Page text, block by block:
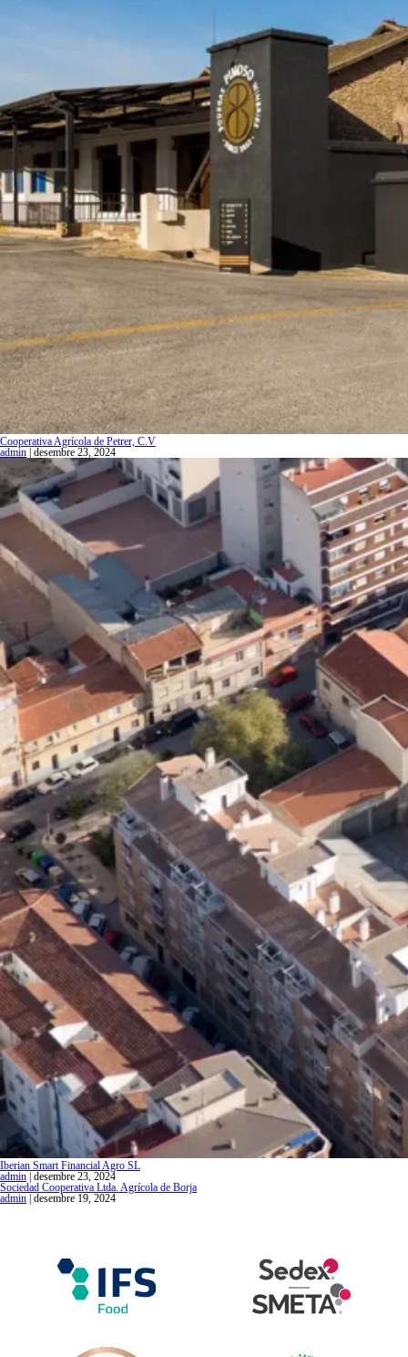
Cooperativa Agrícola de Petrer, C.V
admin desembre 23, 2024
Iberian Smart Financial Agro SL
admin desembre 23, 2024
Sociedad Cooperativa Ltda. Agrícola de Borja
admin desembre 19, 2024